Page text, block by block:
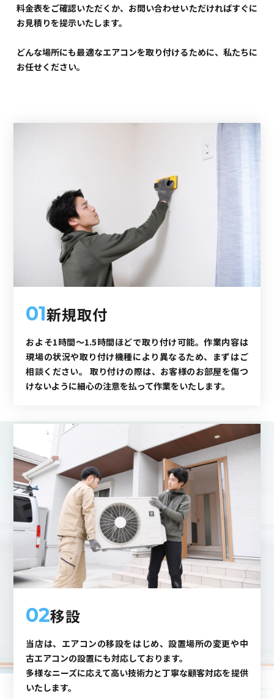
料金表をご確認いただくか、お問い合わせいただければすぐに
お見積りを提示いたします。
どんな場所にも最適なエアコンを取り付けるために、私たちに
お任せください。
01新規取付
およそ1時間～1.5時間ほどで取り付け可能。作業内容は
現場の状況や取り付け機種により異なるため、まずはご
相談ください。 取り付けの際は、お客様のお部屋を傷つ
けないように細心の注意を払って作業をいたします。
02移設
当店は、エアコンの移設をはじめ、設置場所の変更や中
古エアコンの設置にも対応しております。
多様なニーズに応えて高い技術力と丁寧な顧客対応を提供
いたします。